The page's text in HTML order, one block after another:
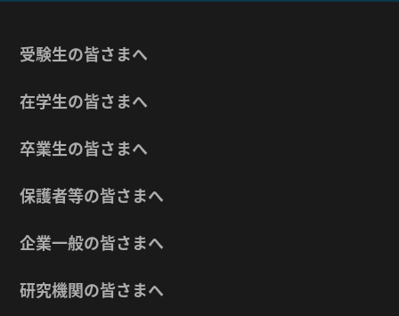
受験生の皆さまへ
在学生の皆さまへ
卒業生の皆さまへ
保護者等の皆さまへ
企業一般の皆さまへ
研究機関の皆さまへ